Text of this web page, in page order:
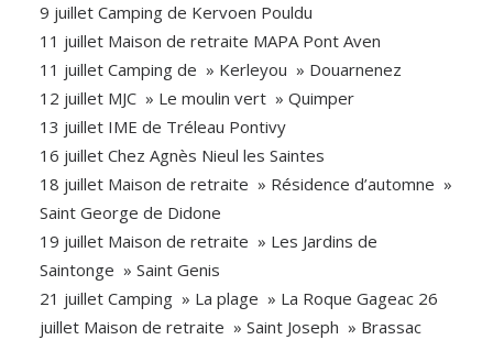
9 juillet Camping de Kervoen Pouldu
11 juillet Maison de retraite MAPA Pont Aven
11 juillet Camping de » Kerleyou » Douarnenez
12 juillet MJC » Le moulin vert » Quimper
13 juillet IME de Tréleau Pontivy
16 juillet Chez Agnès Nieul les Saintes
18 juillet Maison de retraite » Résidence d’automne »
Saint George de Didone
19 juillet Maison de retraite » Les Jardins de
Saintonge » Saint Genis
21 juillet Camping » La plage » La Roque Gageac 26
juillet Maison de retraite » Saint Joseph » Brassac